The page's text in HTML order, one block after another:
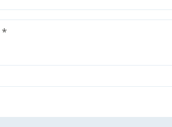
*